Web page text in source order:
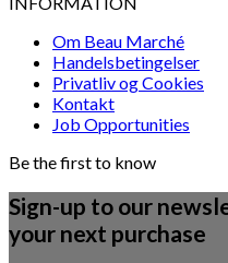
Om Beau Marché
Handelsbetingelser
Privatliv og Cookies
Kontakt
Job Opportunities
Be the first to know
Sign-up to our
your next purchase